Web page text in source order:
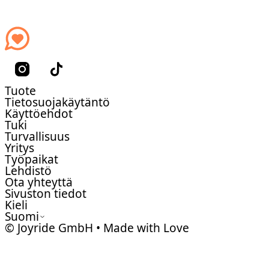
Tuote
Tietosuojakäytäntö
Käyttöehdot
Tuki
Turvallisuus
Yritys
Työpaikat
Lehdistö
Ota yhteyttä
Sivuston tiedot
Kieli
Suomi
© Joyride GmbH • Made with Love